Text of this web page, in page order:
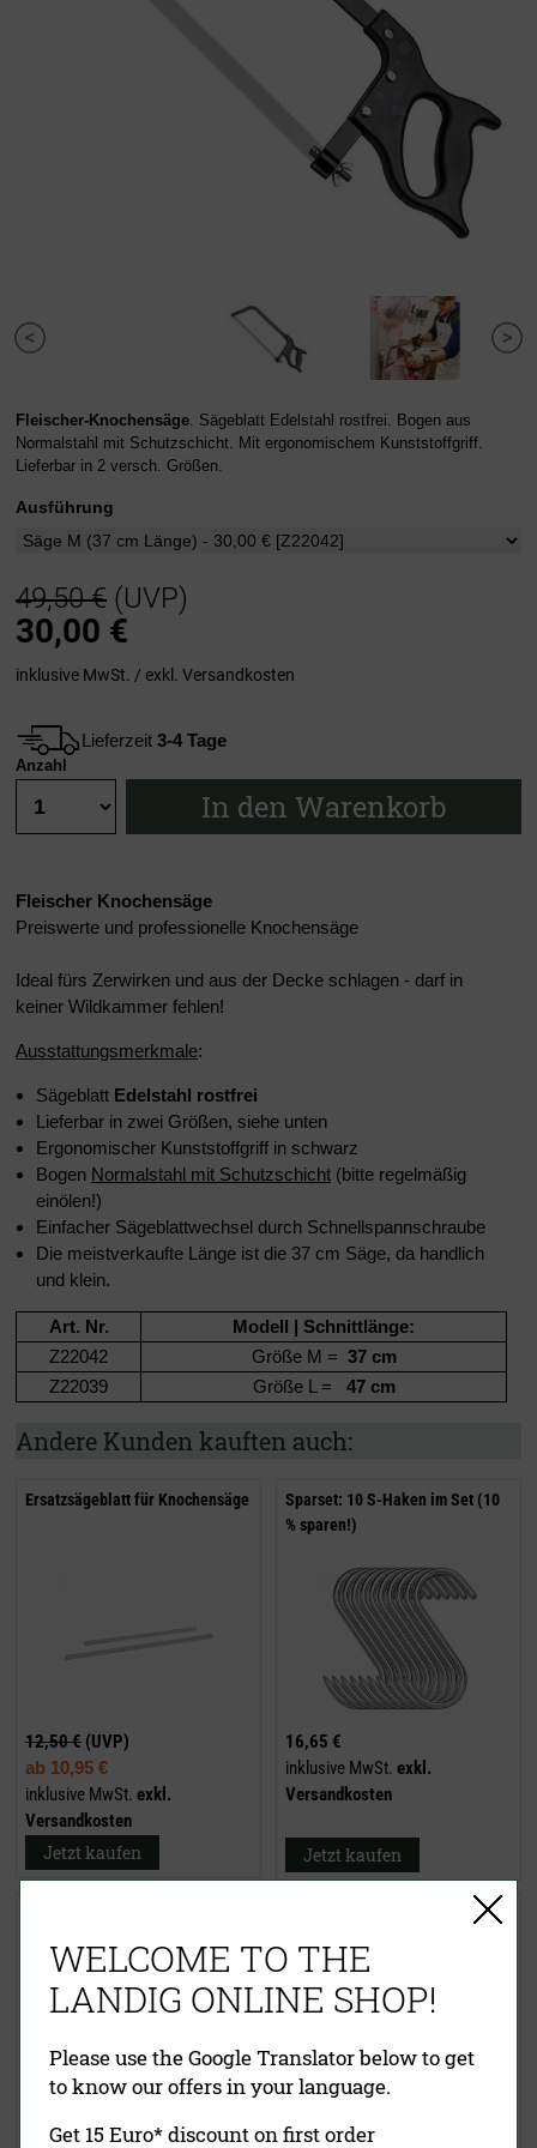
Fleischer-Knochensäge . Sägeblatt Edelstahl rostfrei. Bogen aus
Normalstahl mit Schutzschicht. Mit ergonomischem Kunststoffgriff.
Lieferbar in 2 versch. Größen.
Ausführung
49,50 € (UVP)
30,00 €
inklusive MwSt. / exkl. Versandkosten
Lieferzeit 3-4 Tage
Anzahl
In den Warenkorb
Fleischer Knochensäge
Preiswerte und professionelle Knochensäge
Ideal fürs Zerwirken und aus der Decke schlagen - darf in
keiner Wildkammer fehlen!
Ausstattungsmerkmale:
Sägeblatt Edelstahl rostfrei
Lieferbar in zwei Größen, siehe unten
Ergonomischer Kunststoffgriff in schwarz
Bogen Normalstahl mit Schutzschicht (bitte regelmäßig
einölen!)
Einfacher Sägeblattwechsel durch Schnellspannschraube
Die meistverkaufte Länge ist die 37 cm Säge, da handlich
und klein.
Art. Nr.
Modell | Schnittlänge:
Z22042
Größe M = 37 cm
Z22039
Größe L = 47 cm
Andere Kunden kauften auch:
Ersatzsägeblatt für Knochensäge
12,50 € (UVP)
ab 10,95 €
inklusive MwSt. exkl.
Versandkosten
Jetzt kaufen
Sparset: 10 S-Haken im Set (10
% sparen!)
16,65 €
inklusive MwSt. exkl.
Versandkosten
Jetzt kaufen
WELCOME TO THE
LANDIG ONLINE SHOP!
Please use the Google Translator below to get
to know our offers in your language.
Get 15 Euro* discount on first order